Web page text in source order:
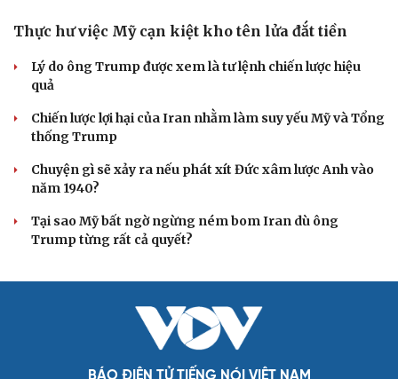
Bắc Kinh nới lỏng điều kiện mua nhà đối với
người không có hộ khẩu
Tòa án Israel cấm sử dụng cá sấu để canh giữ nhà tù
giam khủng bố
Người di cư ngã gục sau khi bơi từ Ma Rốc sang Ceuta
Thái Lan cảnh báo phụ huynh, học sinh về ma túy LSD
thuyết pháp đầu tiên